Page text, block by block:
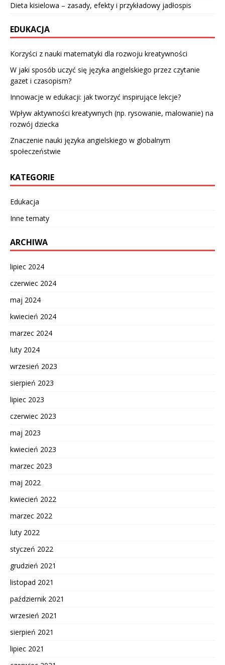
Dieta kisielowa – zasady, efekty i przykładowy jadłospis
EDUKACJA
Korzyści z nauki matematyki dla rozwoju kreatywności
W jaki sposób uczyć się języka angielskiego przez czytanie
gazet i czasopism?
Innowacje w edukacji: jak tworzyć inspirujące lekcje?
Wpływ aktywności kreatywnych (np. rysowanie, malowanie) na
rozwój dziecka
Znaczenie nauki języka angielskiego w globalnym
społeczeństwie
KATEGORIE
Edukacja
Inne tematy
ARCHIWA
lipiec 2024
czerwiec 2024
maj 2024
kwiecień 2024
marzec 2024
luty 2024
wrzesień 2023
sierpień 2023
lipiec 2023
czerwiec 2023
maj 2023
kwiecień 2023
marzec 2023
maj 2022
kwiecień 2022
marzec 2022
luty 2022
styczeń 2022
grudzień 2021
listopad 2021
październik 2021
wrzesień 2021
sierpień 2021
lipiec 2021